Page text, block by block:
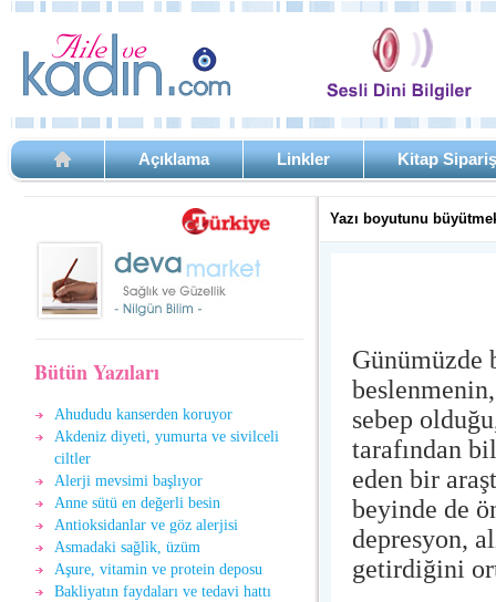
Açıklama Linkler Kitap
Bütün Yazıları
Ahududu kanserden koruyor
Akdeniz diyeti, yumurta ve sivilceli
ciltler
Alerji mevsimi başlıyor
Anne sütü en değerli besin
Antioksidanlar ve göz alerjisi
Asmadaki sağlìk, üzüm
Aşure, vitamin ve protein deposu
Bakliyatın faydaları ve tedavi hattı
Yazı boyutunu
Günümüzde
sebep
tarafından
eden bir
beyinde de
depresyon,
getirdiğini